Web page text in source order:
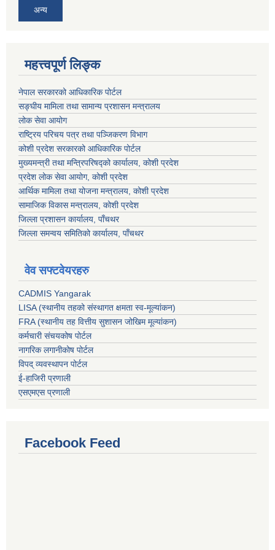
अन्य
महत्त्वपूर्ण लिङ्क
नेपाल सरकारको आधिकारिक पोर्टल
सङ्‍घीय मामिला तथा सामान्य प्रशासन मन्त्रालय
लोक सेवा आयोग
राष्ट्रिय परिचय पत्र तथा पञ्जिकरण विभाग
कोशी प्रदेश सरकारको आधिकारिक पोर्टल
मुख्यमन्त्री तथा मन्त्रिपरिषद्को कार्यालय, कोशी प्रदेश
प्रदेश लोक सेवा आयोग, कोशी प्रदेश
आर्थिक मामिला तथा योजना मन्त्रालय, कोशी प्रदेश
सामाजिक विकास मन्त्रालय, कोशी प्रदेश
जिल्ला प्रशासन कार्यालय, पाँचथर
जिल्ला समन्वय समितिको कार्यालय, पाँचथर
वेव सफ्टवेयरहरु
CADMIS Yangarak
LISA (स्थानीय तहको संस्थागत क्षमता स्व-मूल्यांकन)
FRA (स्थानीय तह वित्तीय सुशासन जोखिम मूल्यांकन)
कर्मचारी संचयकोष पोर्टल
नागरिक लगानीकोष पोर्टल
विपद् व्यवस्थापन पोर्टल
ई-हाजिरी प्रणाली
एसएमएस प्रणाली
Facebook Feed